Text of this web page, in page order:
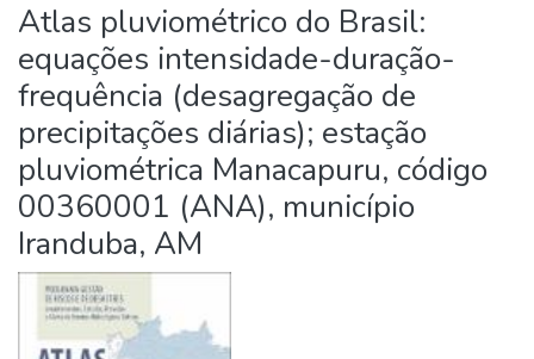
Atlas pluviométrico do Brasil:
equações intensidade-duração-
frequência (desagregação de
precipitações diárias); estação
pluviométrica Manacapuru, código
00360001 (ANA), município
Iranduba, AM